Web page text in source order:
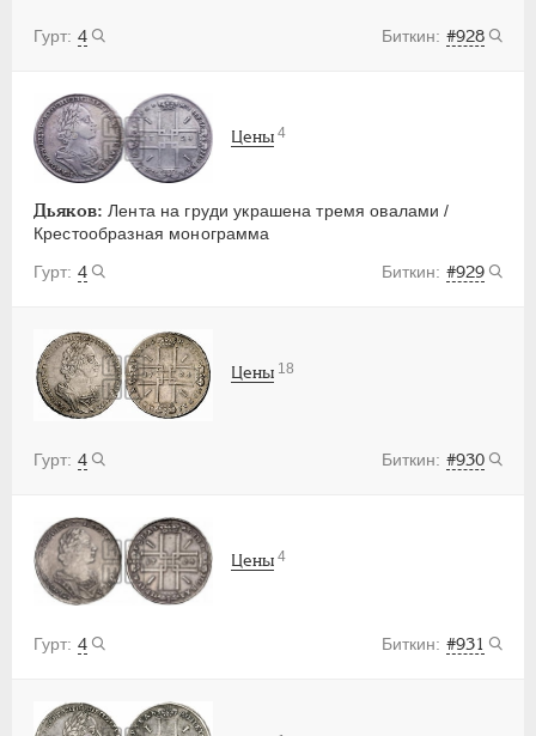
4 #928
Дьяков: Лента на груди украшена тремя овалами /
Крестообразная монограмма
4
#929
Цены 4
4 #930
Цены 18
4 #931
Цены 4